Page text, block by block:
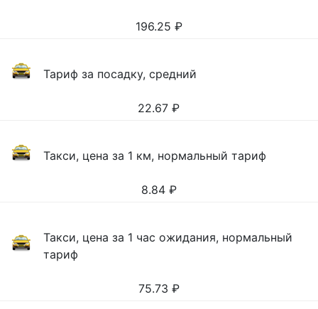
196.25 ₽
Тариф за посадку, средний
22.67 ₽
Такси, цена за 1 км, нормальный тариф
8.84 ₽
Такси, цена за 1 час ожидания, нормальный
тариф
75.73 ₽